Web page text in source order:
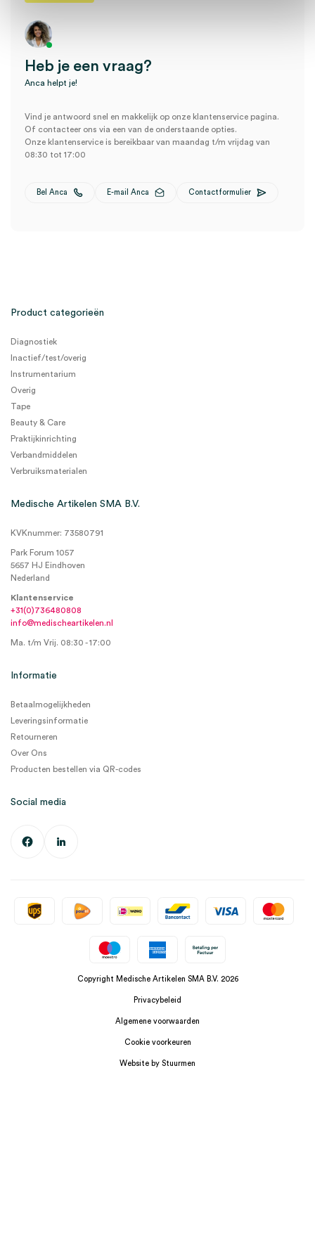
Heb je een vraag?
Anca helpt je!
Vind je antwoord snel en makkelijk op onze klantenservice pagina.
Of contacteer ons via een van de onderstaande opties.
Onze klantenservice is bereikbaar van maandag t/m vrijdag van
08:30 tot 17:00
Bel Anca E-mail Anca Contactformulier
Product categorieën
Diagnostiek
Inactief/test/overig
Instrumentarium
Overig
Tape
Beauty & Care
Praktijkinrichting
Verbandmiddelen
Verbruiksmaterialen
Medische Artikelen SMA B.V.
KVKnummer: 73580791
Park Forum 1057
5657 HJ Eindhoven
Nederland
Klantenservice
+31(0)736480808
info@medischeartikelen.nl
Ma. t/m Vrij. 08:30 - 17:00
Informatie
Betaalmogelijkheden
Leveringsinformatie
Retourneren
Over Ons
Producten bestellen via QR-codes
Social media
Copyright Medische Artikelen SMA B.V. 2026
Privacybeleid
Algemene voorwaarden
Cookie voorkeuren
Website by Stuurmen